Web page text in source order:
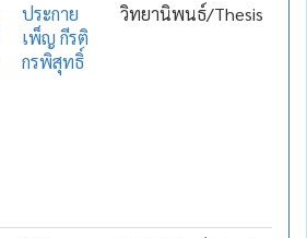
ประกาย
เพ็ญ กีรติ
กรพิสุทธิ์
วิทยานิพนธ์/Thesis